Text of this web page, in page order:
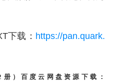
下载： https://pan.quark.
）百度云网盘资源下载：